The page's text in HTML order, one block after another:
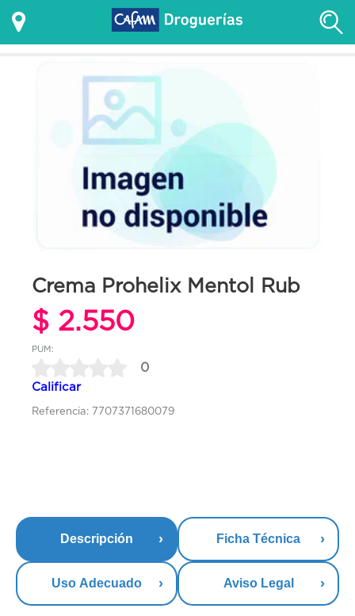
Crema Prohelix Mentol Rub
$ 2.550
PUM:
0
Calificar
Referencia: 7707371680079
Descripción Ficha Técnica
Uso Adecuado Aviso Legal